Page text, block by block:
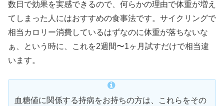
数日で効果を実感できるので、何らかの理由で体重が増え
てしまった人にはおすすめの食事法です。サイクリングで
相当カロリー消費しているはずなのに体重が落ちないな
ぁ、という時に、これを2週間〜1ヶ月試すだけで相当違
います。
血糖値に関係する持病をお持ちの方は、これらをその